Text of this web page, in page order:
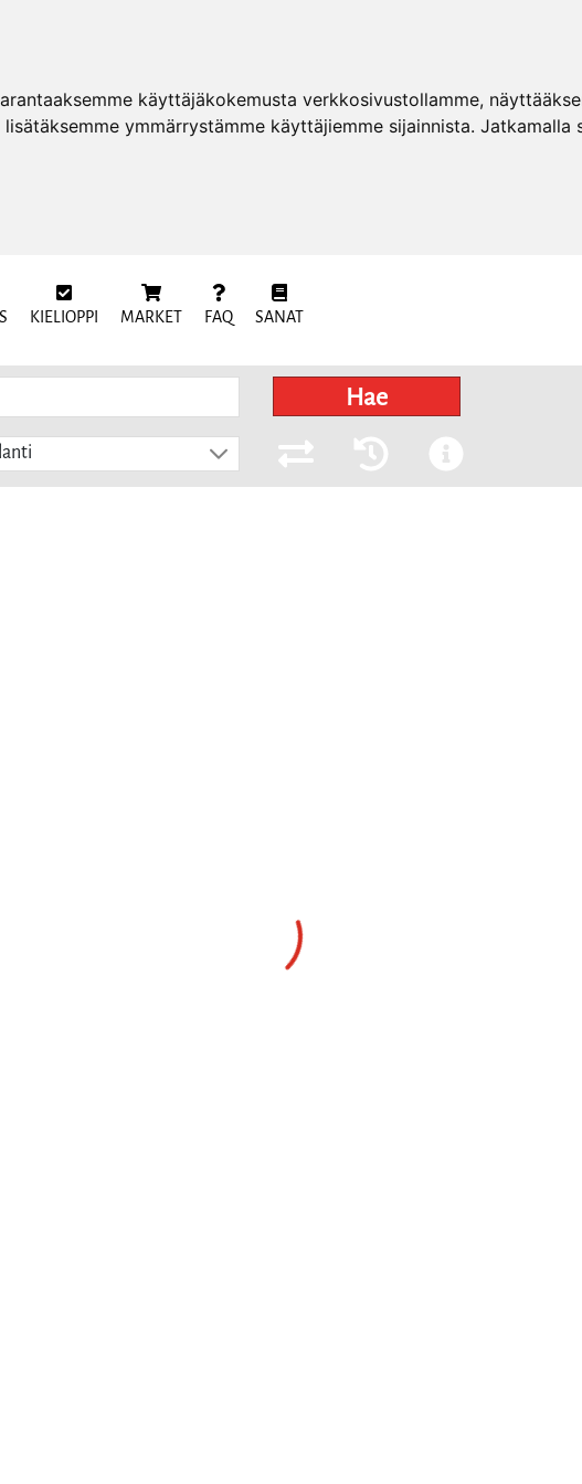
käyttäjäkokemusta verkkosivustollamme,
ymmärrystämme käyttäjiemme sijainnista.
KIELIOPPI MARKET FAQ SANAT
Hae